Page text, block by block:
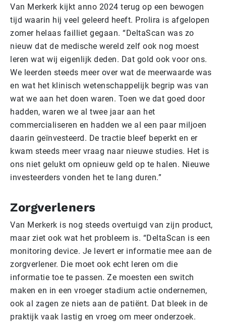
Van Merkerk kijkt anno 2024 terug op een bewogen
tijd waarin hij veel geleerd heeft. Prolira is afgelopen
zomer helaas failliet gegaan. “DeltaScan was zo
nieuw dat de medische wereld zelf ook nog moest
leren wat wij eigenlijk deden. Dat gold ook voor ons.
We leerden steeds meer over wat de meerwaarde was
en wat het klinisch wetenschappelijk begrip was van
wat we aan het doen waren. Toen we dat goed door
hadden, waren we al twee jaar aan het
commercialiseren en hadden we al een paar miljoen
daarin geïnvesteerd. De tractie bleef beperkt en er
kwam steeds meer vraag naar nieuwe studies. Het is
ons niet gelukt om opnieuw geld op te halen. Nieuwe
investeerders vonden het te lang duren.”
Zorgverleners
Van Merkerk is nog steeds overtuigd van zijn product,
maar ziet ook wat het probleem is. “DeltaScan is een
monitoring device. Je levert er informatie mee aan de
zorgverlener. Die moet ook echt leren om die
informatie toe te passen. Ze moesten een switch
maken en in een vroeger stadium actie ondernemen,
ook al zagen ze niets aan de patiënt. Dat bleek in de
praktijk vaak lastig en vroeg om meer onderzoek.